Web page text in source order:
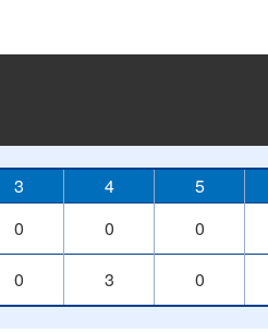
3 4 5
0 0 0
0 3 0